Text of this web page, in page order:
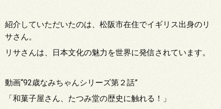
紹介していただいたのは、松阪市在住でイギリス出身のリ
サさん。
リサさんは、日本文化の魅力を世界に発信されています。
動画“92歳なみちゃんシリーズ第２話”
「和菓子屋さん、たつみ堂の歴史に触れる！」